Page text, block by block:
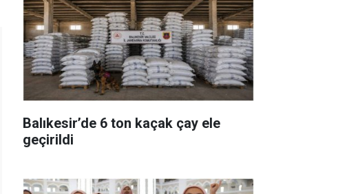
Balıkesir’de 6 ton kaçak çay ele
geçirildi